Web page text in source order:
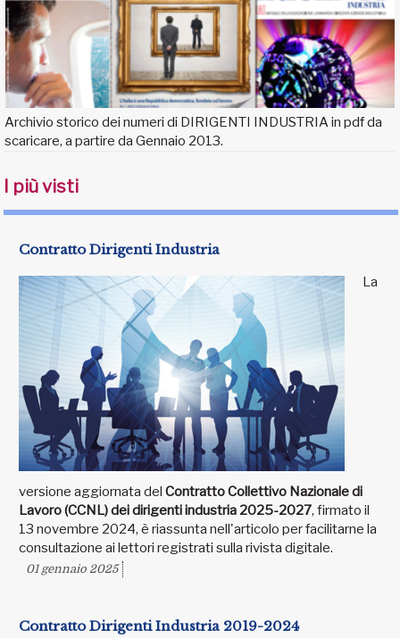
Archivio storico dei numeri di DIRIGENTI INDUSTRIA in pdf da
scaricare, a partire da Gennaio 2013.
I più visti
Contratto Dirigenti Industria
La
versione aggiornata del Contratto Collettivo Nazionale di
Lavoro (CCNL) dei dirigenti industria 2025-2027, firmato il
13 novembre 2024, è riassunta nell'articolo per facilitarne la
consultazione ai lettori registrati sulla rivista digitale.
01 gennaio 2025
Contratto Dirigenti Industria 2019-2024